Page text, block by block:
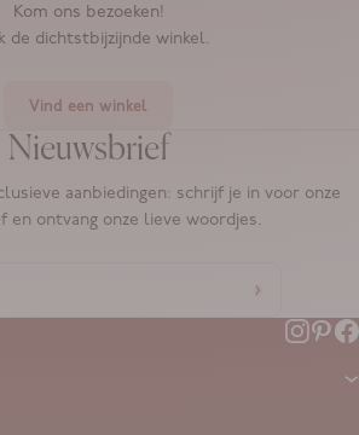
Kom ons bezoeken!
de dichtstbijzijnde winkel.
Vind een winkel
Nieuwsbrief
aanbiedingen: schrijf je in voor onze
en ontvang onze lieve woordjes.